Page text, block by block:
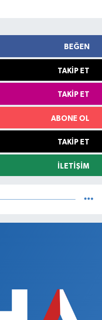
BEĞEN
TAKIP ET
TAKIP ET
ABONE OL
TAKIP ET
İLETIŞIM